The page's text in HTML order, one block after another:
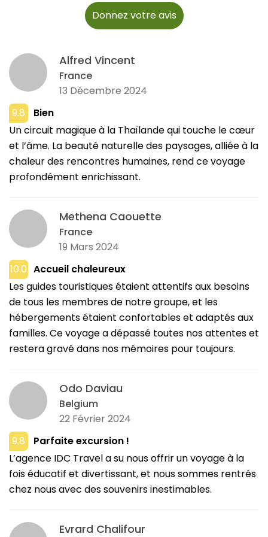
Donnez votre avis
Alfred Vincent
France
13 Décembre 2024
9.8
Bien
Un circuit magique à la Thaïlande qui touche le cœur
et l’âme. La beauté naturelle des paysages, alliée à la
chaleur des rencontres humaines, rend ce voyage
profondément enrichissant.
Methena Caouette
France
19 Mars 2024
10.0 Accueil chaleureux
Les guides touristiques étaient attentifs aux besoins
de tous les membres de notre groupe, et les
hébergements étaient confortables et adaptés aux
familles. Ce voyage a dépassé toutes nos attentes et
restera gravé dans nos mémoires pour toujours.
Odo Daviau
Belgium
22 Février 2024
9.8
Parfaite excursion !
L’agence IDC Travel a su nous offrir un voyage à la
fois éducatif et divertissant, et nous sommes rentrés
chez nous avec des souvenirs inestimables.
Evrard Chalifour